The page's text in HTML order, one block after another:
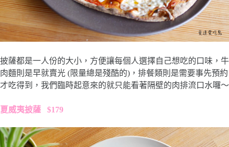
披薩都是一人份的大小，方便讓每個人選擇自己想吃的口味，牛
肉麵則是早就賣光 (限量總是殘酷的)，排餐類則是需要事先預約
才吃得到，我們臨時起意來的就只能看著隔壁的肉排流口水囉～
夏威夷披薩 $179